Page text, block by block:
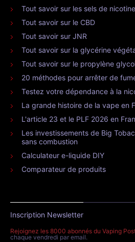
Tout savoir sur les sels de nicotine
Tout savoir sur le CBD
Tout savoir sur JNR
Tout savoir sur la glycérine
Tout savoir sur le propylène
20 méthodes pour arrêter de
Testez votre dépendance à la
La grande histoire de la vape en
L'article 23 et le PLF 2026 en
Les investissements de Big
sans combustion
Calculateur e-liquide DIY
Comparateur de produits
Inscription Newsletter
Rejoignez les 8000 abonnés du Vaping
chaque vendredi par email.